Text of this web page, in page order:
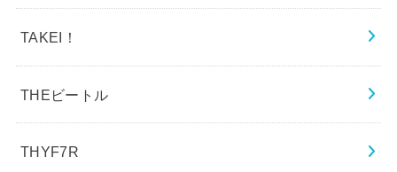
TAKEI！
THEビートル
THYF7R